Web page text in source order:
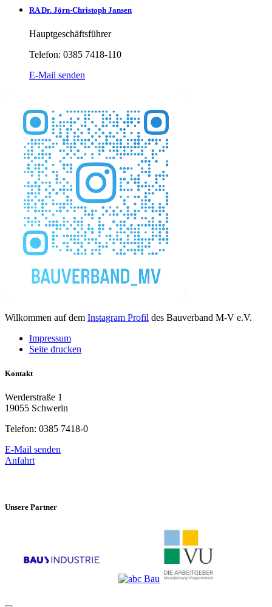
RA Dr. Jörn-Christoph Jansen
Hauptgeschäftsführer
Telefon: 0385 7418-110
E-Mail senden
Wilkommen auf dem Instagram Profil des Bauverband M-V e.V.
Impressum
Seite drucken
Kontakt
Werderstraße 1
19055 Schwerin
Telefon: 0385 7418-0
E-Mail senden
Anfahrt
Unsere Partner